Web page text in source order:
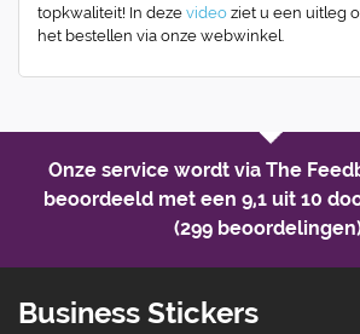
topkwaliteit! In deze video ziet u een uitleg
het bestellen via onze webwinkel.
Onze service wordt via The
beoordeeld met een 9,1 uit 10
(299
Business Stickers